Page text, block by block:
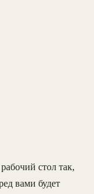
стол так,
вами будет